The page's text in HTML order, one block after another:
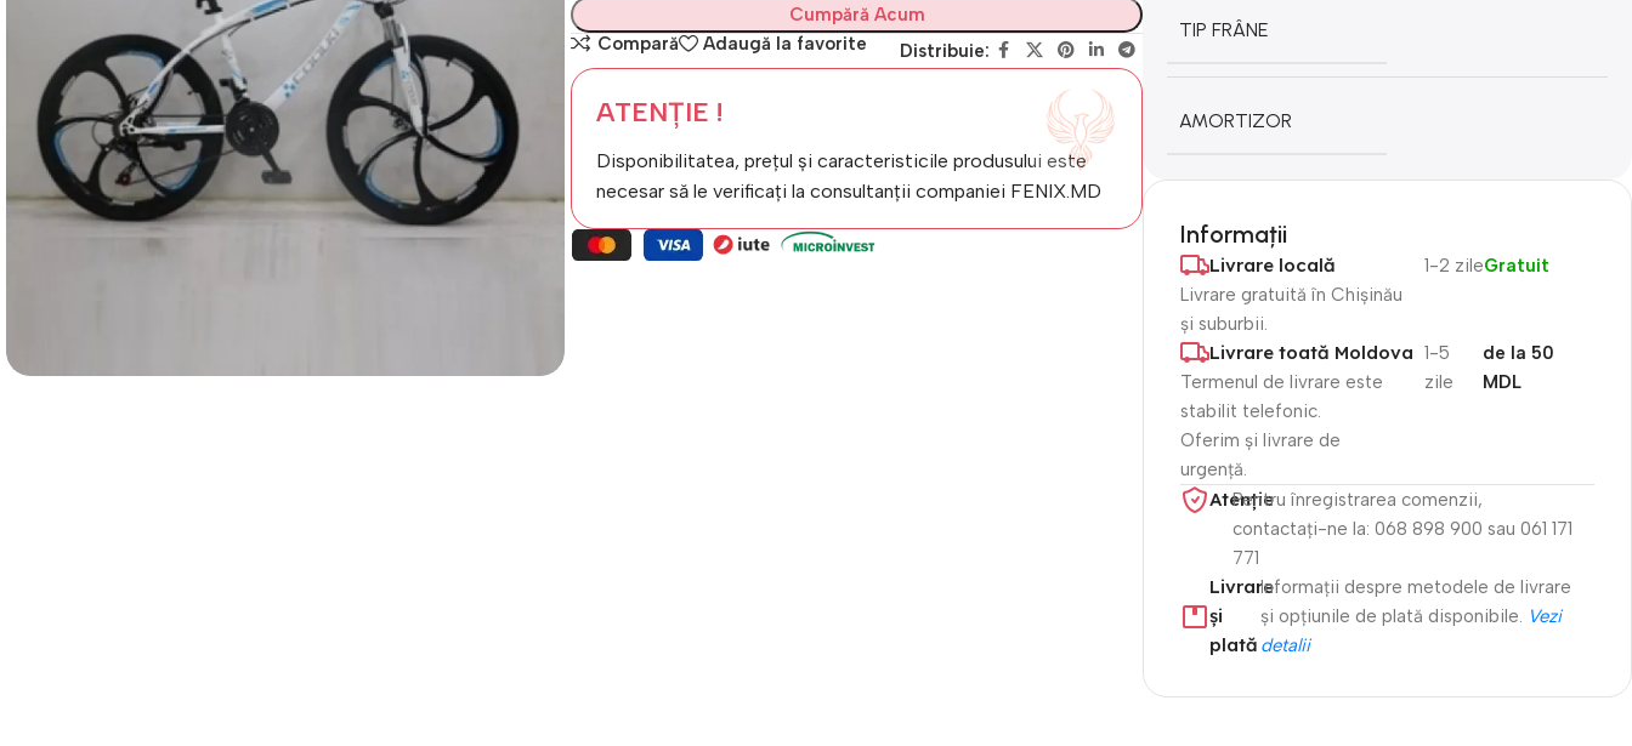
Cumpără Acum
Compară
Adaugă la favorite Distribuie:
ATENȚIE !
Disponibilitatea, prețul și caracteristicile produsului este
necesar să le verificați la consultanții companiei FENIX.MD
TIP FRÂNE
AMORTIZOR
Informații
Livrare locală
Livrare gratuită în Chișinău
și suburbii.
1-2 zileGratuit
Livrare toată Moldova
Termenul de livrare este
stabilit telefonic.
Oferim și livrare de
urgență.
1-5
zile
de la 50
MDL
Atenție​
Pentru înregistrarea comenzii,
contactați-ne la: 068 898 900 sau 061 171
771
Livrare
și
plată
Informații despre metodele de livrare
și opțiunile de plată disponibile.
Vezi
detalii